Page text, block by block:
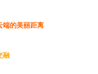
端的美丽距离
融